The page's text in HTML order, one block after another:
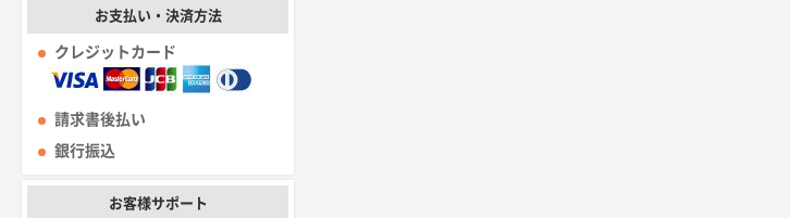
お支払い・決済方法
クレジットカード
請求書後払い
銀行振込
お客様サポート